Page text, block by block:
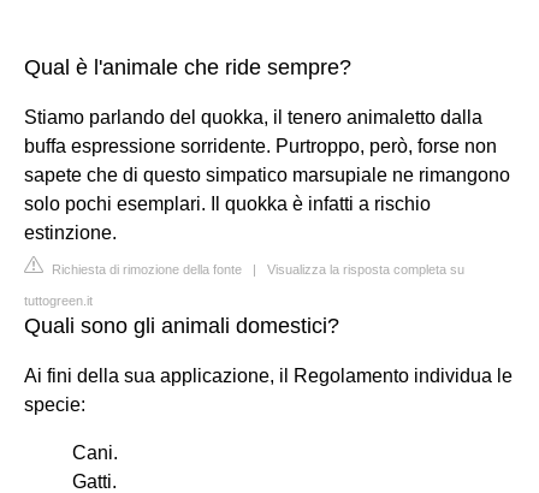
Qual è l'animale che ride sempre?
Stiamo parlando del quokka, il tenero animaletto dalla
buffa espressione sorridente. Purtroppo, però, forse non
sapete che di questo simpatico marsupiale ne rimangono
solo pochi esemplari. Il quokka è infatti a rischio
estinzione.
Richiesta di rimozione della fonte | Visualizza la risposta completa su
tuttogreen.it
Quali sono gli animali domestici?
Ai fini della sua applicazione, il Regolamento individua le
specie:
Cani.
Gatti.